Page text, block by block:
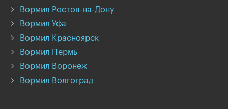
Вормил Ростов-на-Дону
Вормил Уфа
Вормил Красноярск
Вормил Пермь
Вормил Воронеж
Вормил Волгоград